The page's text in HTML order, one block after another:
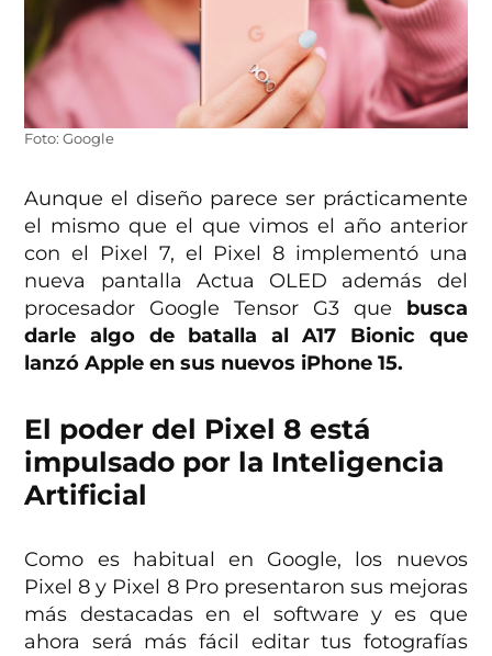
Foto: Google
Aunque el diseño parece ser prácticamente
el mismo que el que vimos el año anterior
con el Pixel 7, el Pixel 8 implementó una
nueva pantalla Actua OLED además del
procesador Google Tensor G3 que busca
darle algo de batalla al A17 Bionic que
lanzó Apple en sus nuevos iPhone 15.
El poder del Pixel 8 está
impulsado por la Inteligencia
Artificial
Como es habitual en Google, los nuevos
Pixel 8 y Pixel 8 Pro presentaron sus mejoras
más destacadas en el software y es que
ahora será más fácil editar tus fotografías